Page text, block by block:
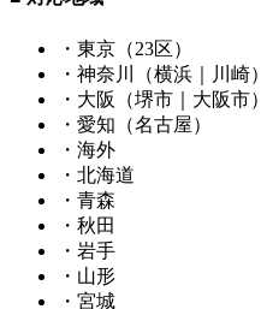
・東京（23区）
・神奈川（横浜｜川崎）
・大阪（堺市｜大阪市）
・愛知（名古屋）
・海外
・北海道
・青森
・秋田
・岩手
・山形
・宮城